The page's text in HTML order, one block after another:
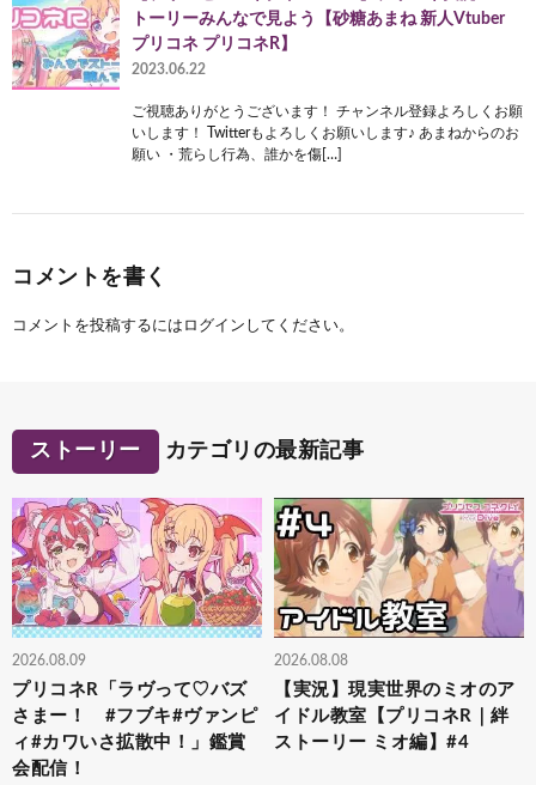
トーリーみんなで見よう【砂糖あまね 新人Vtuber
プリコネ プリコネR】
2023.06.22
ご視聴ありがとうございます！ チャンネル登録よろしくお願
いします！ Twitterもよろしくお願いします♪ あまねからのお
願い ・荒らし行為、誰かを傷[…]
コメントを書く
コメントを投稿するには ログイン してください。
ストーリー カテゴリの最新記事
2026.08.09
プリコネR「ラヴって♡バズ
さまー！ #フブキ#ヴァンピ
ィ#カワいさ拡散中！」鑑賞
会配信！
2026.08.08
【実況】現実世界のミオのア
イドル教室【プリコネR｜絆
ストーリー ミオ編】#4